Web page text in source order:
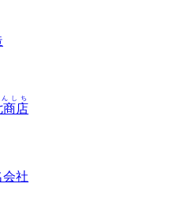
商店
しち
会社